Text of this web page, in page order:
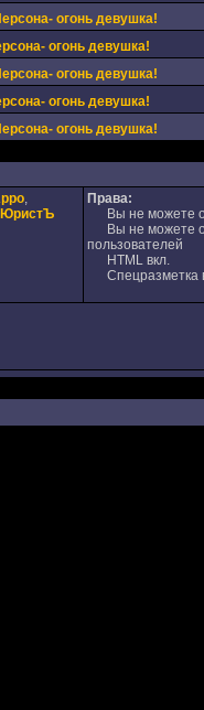
огонь девушка!
огонь девушка!
огонь девушка!
огонь девушка!
огонь девушка!
,
ЮристЪ
Права:
Вы не можете
Вы не можете
пользователей
HTML вкл.
Спецразметка